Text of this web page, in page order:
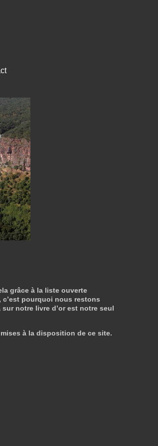
grâce à la liste ouverte
pourquoi nous restons
notre livre d’or est notre seul
à la disposition de ce site.